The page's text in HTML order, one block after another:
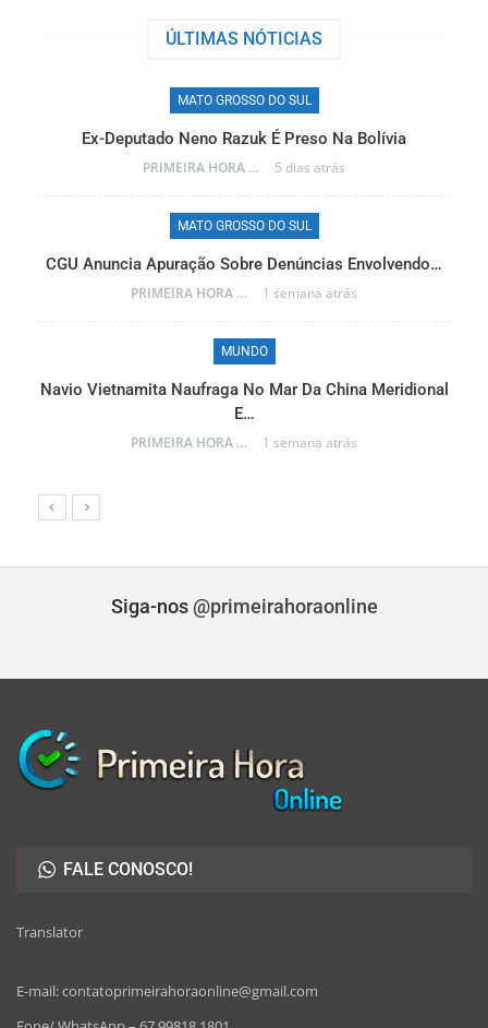
ÚLTIMAS NÓTICIAS
MATO GROSSO DO SUL
Ex-Deputado Neno Razuk É Preso Na Bolívia
PRIMEIRA HORA ONLINE 5 dias atrás
MATO GROSSO DO SUL
CGU Anuncia Apuração Sobre Denúncias Envolvendo…
PRIMEIRA HORA ONLINE 1 semana atrás
MUNDO
Navio Vietnamita Naufraga No Mar Da China Meridional
E…
PRIMEIRA HORA ONLINE 1 semana atrás
Siga-nos @primeirahoraonline
FALE CONOSCO!
Translator
E-mail: contatoprimeirahoraonline@gmail.com